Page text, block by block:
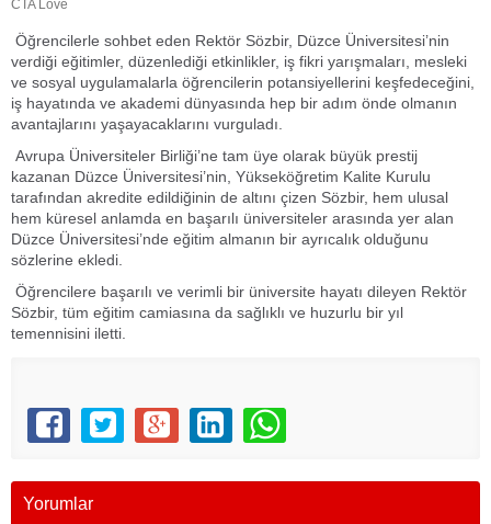
Öğrencilerle sohbet eden Rektör Sözbir, Düzce Üniversitesi’nin
verdiği eğitimler, düzenlediği etkinlikler, iş fikri yarışmaları, mesleki
ve sosyal uygulamalarla öğrencilerin potansiyellerini keşfedeceğini,
iş hayatında ve akademi dünyasında hep bir adım önde olmanın
avantajlarını yaşayacaklarını vurguladı.
Avrupa Üniversiteler Birliği’ne tam üye olarak büyük prestij
kazanan Düzce Üniversitesi’nin, Yükseköğretim Kalite Kurulu
tarafından akredite edildiğinin de altını çizen Sözbir, hem ulusal
hem küresel anlamda en başarılı üniversiteler arasında yer alan
Düzce Üniversitesi’nde eğitim almanın bir ayrıcalık olduğunu
sözlerine ekledi.
Öğrencilere başarılı ve verimli bir üniversite hayatı dileyen Rektör
Sözbir, tüm eğitim camiasına da sağlıklı ve huzurlu bir yıl
temennisini iletti.
Yorumlar